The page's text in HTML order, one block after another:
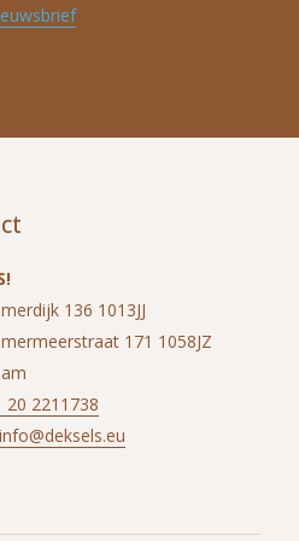
136 1013JJ
171 1058JZ
20 2211738
info@deksels.eu